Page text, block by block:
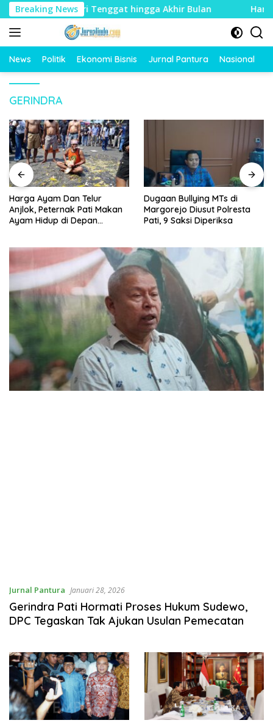
Langsung
ke
konten
Breaking News
DPRD, Diberi Tenggat hingga Akhir Bulan Harga
News Politik Ekonomi Bisnis Jurnal Pantura Nasional
GERINDRA
Harga Ayam Dan Telur
Anjlok, Peternak Pati Makan
Ayam Hidup di Depan
Dugaan Bullying MTs di
Margorejo Diusut Polresta
Pati, 9 Saksi Diperiksa
Jurnal Pantura Januari 28, 2026
Gerindra Pati Hormati Proses Hukum Sudewo,
DPC Tegaskan Tak Ajukan Usulan Pemecatan